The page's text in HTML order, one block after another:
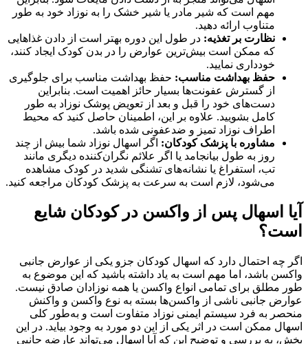
مهم است که شیر مادر یا شیر خشک را به نوزاد خود به طور
متناوب ارائه دهید.
نظارت بر تغذیه: در طول این دوره بهتر است از دادن غذاهایی
که ممکن است بیش‌ترین عوارض را در بدن کودک ایجاد کنند،
خودداری نمایید.
حفظ بهداشت مناسب: حفظ بهداشت مناسب برای جلوگیری
از گسترش عفونت‌ها بسیار حائز اهمیت است. بنابراین
دست‌های خود را قبل و بعد از تعویض پوشک نوزاد به طور
کامل بشویید. علاوه بر این، اطمینان حاصل کنید که محیط
اطراف نوزاد تمیز و ضدعفونی شده باشد.
مشاوره با پزشک کودکان: اگر اسهال نوزاد شما بیش از چند
روز به طول بیانجامد یا اگر علائم نگران‌کننده دیگری مانند
تب، استفراغ یا نشانه‌های تشنگی شدید در کودک مشاهده
می‌شود، لازم است به‌ سرعت به پزشک کودکان مراجعه کنید.
آیا اسهال پس از واکسن در کودکان شایع
است؟
اگر چه احتمال دارد که اسهال کودکان جزو یکی از عوارض جانبی
واکسن‌ باشد، اما مهم است به یاد داشته باشید که این موضوع به
طور مطلق برای تمامی انواع واکسن‌ یا همه نوزادان صادق نیست.
عوارض جانبی ناشی از واکسن‌ها بسته به نوع واکسن و واکنش
منحصر به فرد سیستم ایمنی نوزاد متفاوت است و به‌طور کلی
اسهال ممکن است در اثر یکی از این دو مورد به وجود بیاید. در این
بخش، به بررسی و توضیح این که آیا اسهال می‌تواند عارضه جانبی